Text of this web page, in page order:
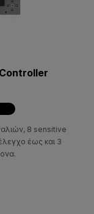
έως και 3